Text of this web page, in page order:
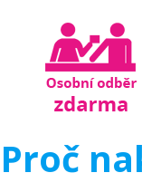
Proč